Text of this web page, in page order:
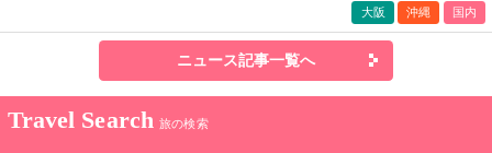
大阪 沖縄 国内
ニュース記事一覧へ
Travel Search 旅の検索